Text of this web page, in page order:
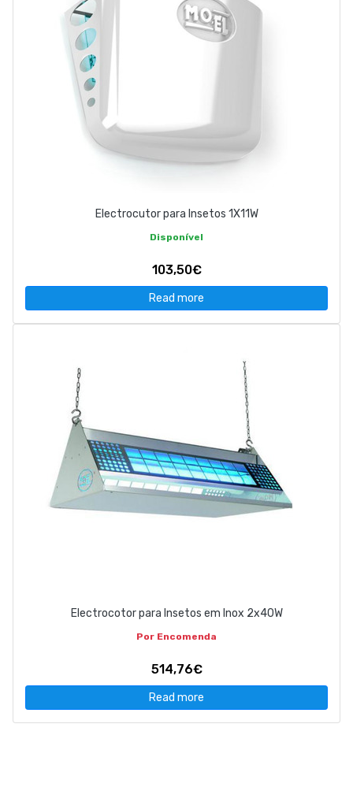
Electrocutor para Insetos 1X11W
Disponível
103,50€
Read more
Electrocotor para Insetos em Inox 2x40W
Por Encomenda
514,76€
Read more